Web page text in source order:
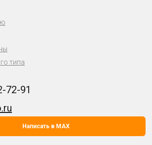
типа
72-91
Написать в MAX